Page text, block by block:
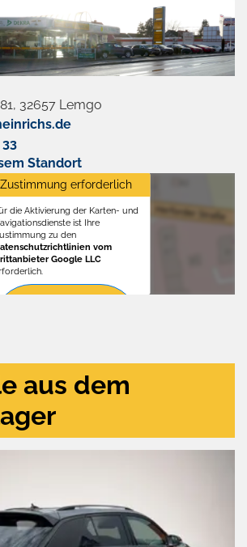
32657 Lemgo
Standort
Lemgo
Zustimmung erforderlich
die Aktivierung der Karten- und
ist Ihre
zu den
vom
Google LLC
aus dem